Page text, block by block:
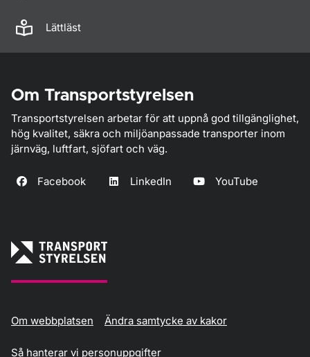
Lättläst
Om Transportstyrelsen
Transportstyrelsen arbetar för att uppnå god tillgänglighet,
hög kvalitet, säkra och miljöanpassade transporter inom
järnväg, luftfart, sjöfart och väg.
Facebook LinkedIn YouTube
Om webbplatsen Ändra samtycke av kakor
Så hanterar vi personuppgifter